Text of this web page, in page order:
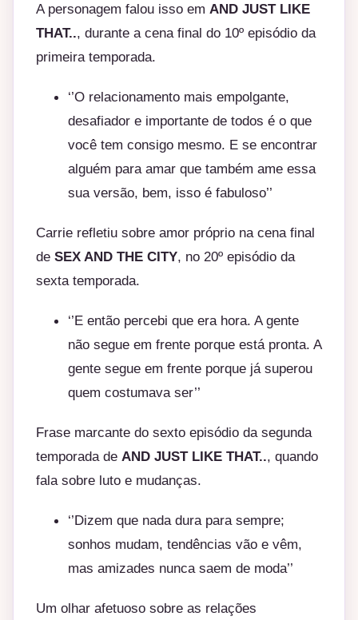
A personagem falou isso em AND JUST LIKE
THAT.., durante a cena final do 10º episódio da
primeira temporada.
‘’O relacionamento mais empolgante,
desafiador e importante de todos é o que
você tem consigo mesmo. E se encontrar
alguém para amar que também ame essa
sua versão, bem, isso é fabuloso’’
Carrie refletiu sobre amor próprio na cena final
de SEX AND THE CITY, no 20º episódio da
sexta temporada.
‘’E então percebi que era hora. A gente
não segue em frente porque está pronta. A
gente segue em frente porque já superou
quem costumava ser’’
Frase marcante do sexto episódio da segunda
temporada de AND JUST LIKE THAT.., quando
fala sobre luto e mudanças.
‘’Dizem que nada dura para sempre;
sonhos mudam, tendências vão e vêm,
mas amizades nunca saem de moda’’
Um olhar afetuoso sobre as relações